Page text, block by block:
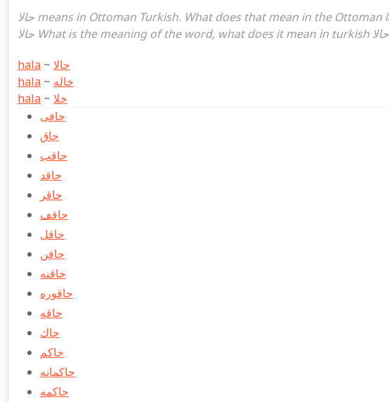
حالا means in Ottoman Turkish. What does that mean in the Ottoman language حالا. حالا attoman turkish I mean,
hala ~ حالا
hala ~ خاله
hala ~ خلا
حافی
حاق
حاقب
حاقد
حاقر
حاقف
حاقل
حاقن
حاقنه
حاقوره
حاقه
حاك
حاكم
حاكمانه
حاكمه